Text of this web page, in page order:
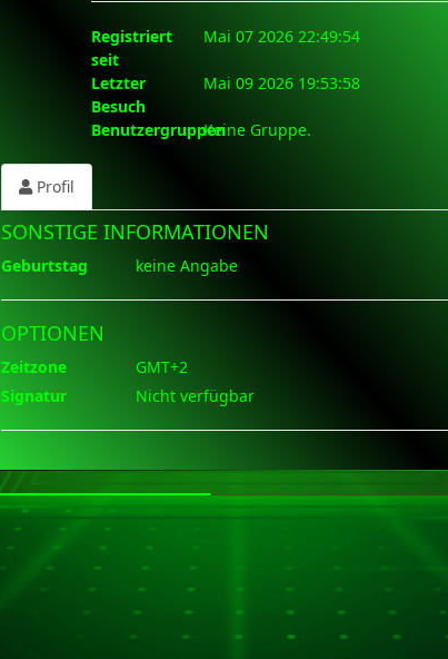
Registriert
seit
Mai 07 2026 22:49:54
Letzter
Besuch
Mai 09 2026 19:53:58
BenutzergruppenKeine Gruppe.
Profil
SONSTIGE INFORMATIONEN
Geburtstag keine Angabe
OPTIONEN
Zeitzone
GMT+2
Signatur
Nicht verfügbar